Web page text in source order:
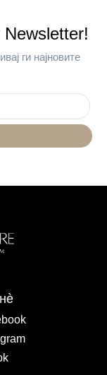
ги најновите